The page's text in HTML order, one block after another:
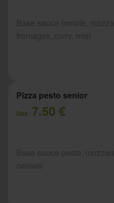
Pizza pesto senior
Dès 7.50 €